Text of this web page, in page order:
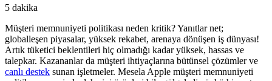
5 dakika
Müşteri memnuniyeti politikası neden kritik? Yanıtlar net;
globalleşen piyasalar, yüksek rekabet, arenaya dönüşen iş dünyası!
Artık tüketici beklentileri hiç olmadığı kadar yüksek, hassas ve
talepkar. Kazananlar da müşteri ihtiyaçlarına bütünsel çözümler ve
canlı destek sunan işletmeler. Mesela Apple müşteri memnuniyeti